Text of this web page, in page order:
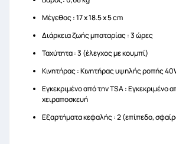
Μέγεθος : 17 x 18.5 x 5 cm
Διάρκεια ζωής μπαταρίας : 3 ώρες
Ταχύτητα : 3 (έλεγχος με κουμπί)
Κινητήρας : Κινητήρας υψηλής ροπής
Εγκεκριμένο από την TSA : Εγκεκριμένο
χειραποσκευή
Εξαρτήματα κεφαλής : 2 (επίπεδο,